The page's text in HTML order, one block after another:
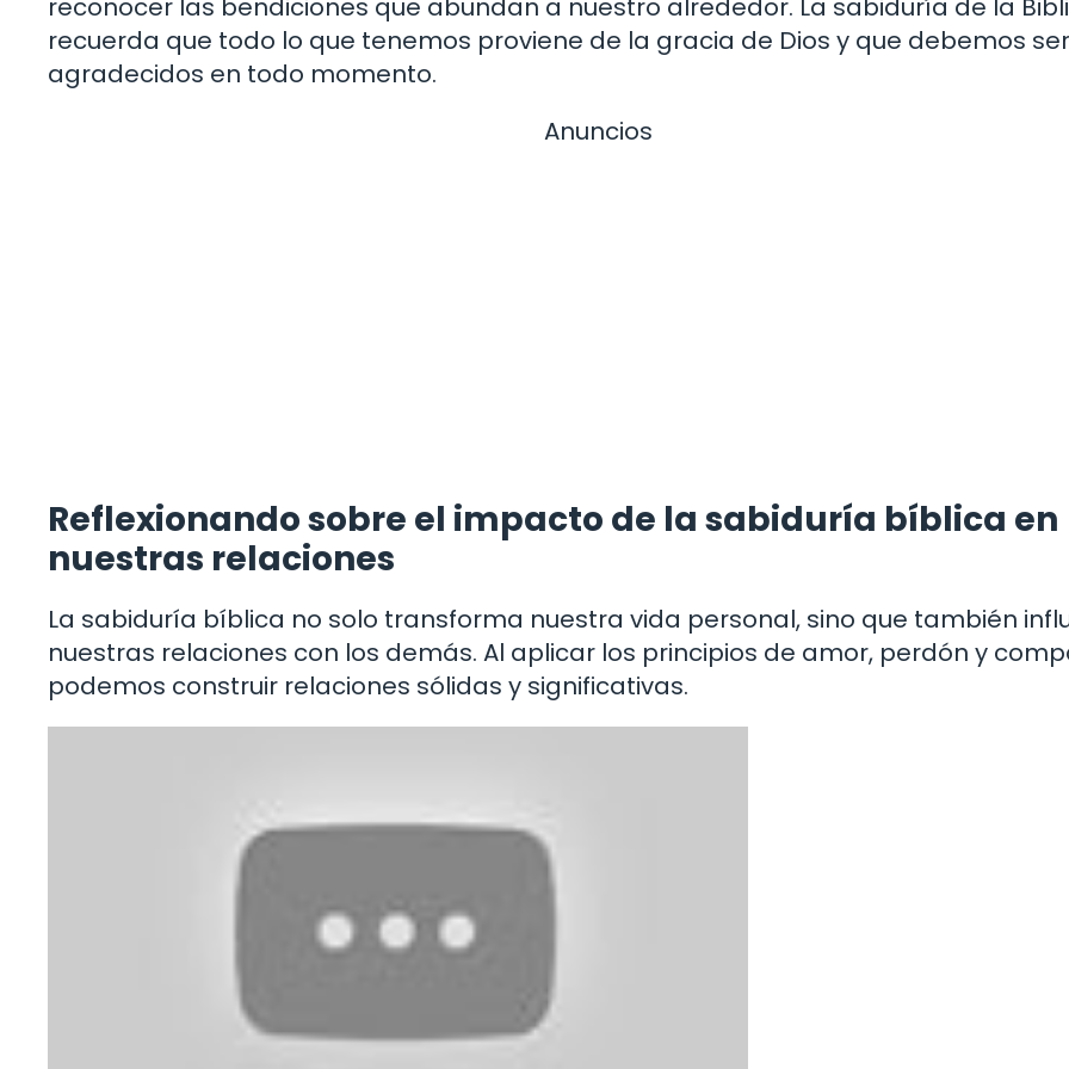
reconocer las bendiciones que abundan a nuestro alrededor. La sabiduría de la
recuerda que todo lo que tenemos proviene de la gracia de Dios y que debemos ser
agradecidos en todo momento.
Anuncios
Reflexionando sobre el impacto de la sabiduría bíblica en
nuestras relaciones
La sabiduría bíblica no solo transforma nuestra vida personal, sino que también
nuestras relaciones con los demás. Al aplicar los principios de amor, perdón y
podemos construir relaciones sólidas y significativas.